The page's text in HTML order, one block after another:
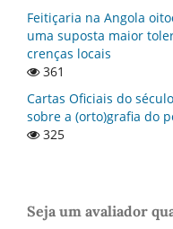
Feitiçaria na Angola
uma suposta maior
crenças locais
361
Cartas Oficiais do
sobre a (orto)grafia do
325
Seja um avaliador